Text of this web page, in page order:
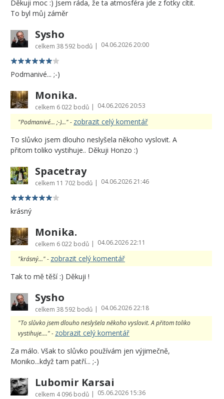
Děkuji moc :) Jsem ráda, že ta atmosféra jde z fotky cítit.
To byl můj záměr
Sysho
celkem 38 592 bodů | 04.06.2026 20:00
Podmanivé... ;-)
Monika.
celkem 6 022 bodů | 04.06.2026 20:53
"Podmanivé... ;-)..." - zobrazit celý komentář
To slůvko jsem dlouho neslyšela někoho vyslovit. A
přitom toliko vystihuje.. Děkuji Honzo :)
Spacetray
celkem 11 702 bodů | 04.06.2026 21:46
krásný
Monika.
celkem 6 022 bodů | 04.06.2026 22:11
"krásný..." - zobrazit celý komentář
Tak to mě těší :) Děkuji !
Sysho
celkem 38 592 bodů | 04.06.2026 22:18
"To slůvko jsem dlouho neslyšela někoho vyslovit. A přitom toliko
vystihuje...." - zobrazit celý komentář
Za málo. Však to slůvko používám jen výjimečně,
Moniko...když tam patří... ;-)
Lubomir Karsai
celkem 4 096 bodů | 05.06.2026 15:36